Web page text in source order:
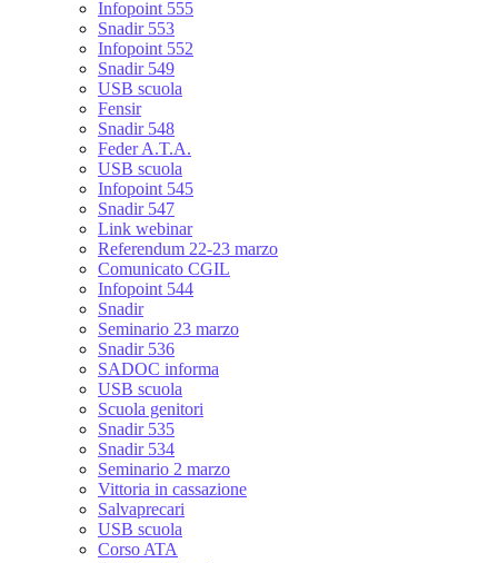
Infopoint 555
Snadir 553
Infopoint 552
Snadir 549
USB scuola
Fensir
Snadir 548
Feder A.T.A.
USB scuola
Infopoint 545
Snadir 547
Link webinar
Referendum 22-23 marzo
Comunicato CGIL
Infopoint 544
Snadir
Seminario 23 marzo
Snadir 536
SADOC informa
USB scuola
Scuola genitori
Snadir 535
Snadir 534
Seminario 2 marzo
Vittoria in cassazione
Salvaprecari
USB scuola
Corso ATA